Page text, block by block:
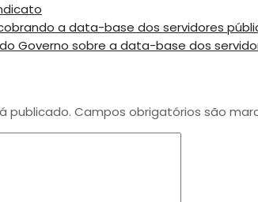
a data-base dos servidores
Governo sobre a data-base dos
publicado. Campos obrigatórios são